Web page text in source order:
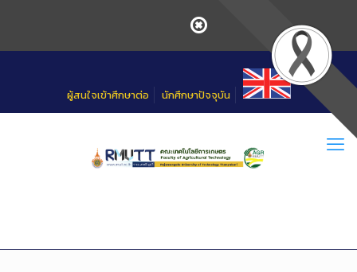
ผู้สนใจเข้าศึกษาต่อ นักศึกษาปัจจุบัน